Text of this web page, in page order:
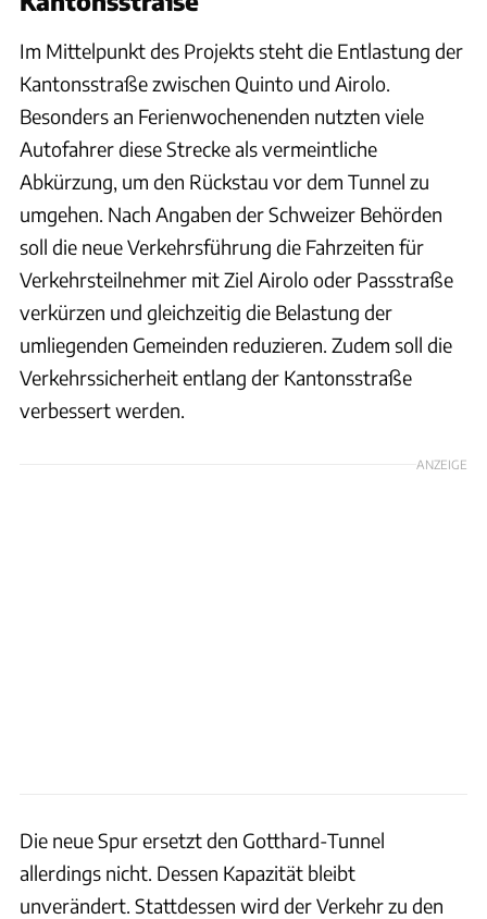
Im Mittelpunkt des Projekts steht die Entlastung der
Kantonsstraße zwischen Quinto und Airolo.
Besonders an Ferienwochenenden nutzten viele
Autofahrer diese Strecke als vermeintliche
Abkürzung, um den Rückstau vor dem Tunnel zu
umgehen. Nach Angaben der Schweizer Behörden
soll die neue Verkehrsführung die Fahrzeiten für
Verkehrsteilnehmer mit Ziel Airolo oder Passstraße
verkürzen und gleichzeitig die Belastung der
umliegenden Gemeinden reduzieren. Zudem soll die
Verkehrssicherheit entlang der Kantonsstraße
verbessert werden.
ANZEIGE
Die neue Spur ersetzt den Gotthard-Tunnel
allerdings nicht. Dessen Kapazität bleibt
unverändert. Stattdessen wird der Verkehr zu den